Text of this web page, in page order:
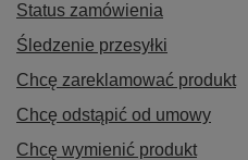
Status zamówienia
Śledzenie przesyłki
Chcę zareklamować produkt
Chcę odstąpić od umowy
Chcę wymienić produkt